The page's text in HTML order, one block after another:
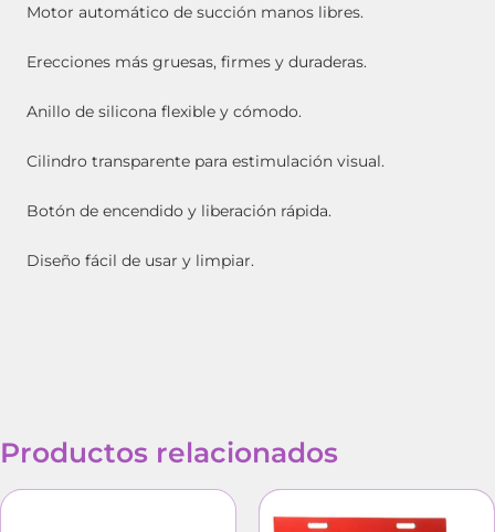
Motor automático de succión manos libres.
Erecciones más gruesas, firmes y duraderas.
Anillo de silicona flexible y cómodo.
Cilindro transparente para estimulación visual.
Botón de encendido y liberación rápida.
Diseño fácil de usar y limpiar.
Productos relacionados